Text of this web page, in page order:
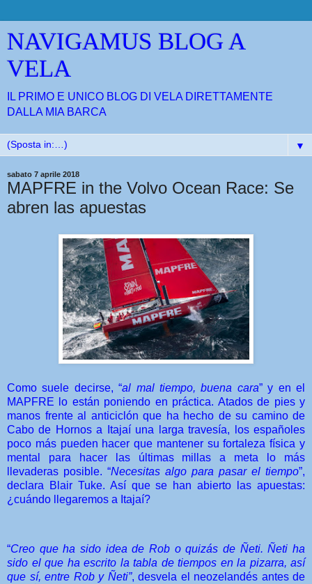
NAVIGAMUS BLOG A
VELA
IL PRIMO E UNICO BLOG DI VELA DIRETTAMENTE
DALLA MIA BARCA
▼
sabato 7 aprile 2018
MAPFRE in the Volvo Ocean Race: Se
abren las apuestas
Como suele decirse, “al mal tiempo, buena cara” y en el
MAPFRE lo están poniendo en práctica. Atados de pies y
manos frente al anticiclón que ha hecho de su camino de
Cabo de Hornos a Itajaí una larga travesía, los españoles
poco más pueden hacer que mantener su fortaleza física y
mental para hacer las últimas millas a meta lo más
llevaderas posible. “Necesitas algo para pasar el tiempo”,
declara Blair Tuke. Así que se han abierto las apuestas:
¿cuándo llegaremos a Itajaí?
“Creo que ha sido idea de Rob o quizás de Ñeti. Ñeti ha
sido el que ha escrito la tabla de tiempos en la pizarra, así
que sí, entre Rob y Ñeti”, desvela el neozelandés antes de